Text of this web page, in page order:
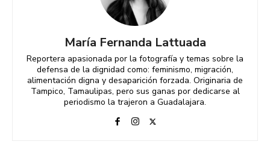
María Fernanda Lattuada
Reportera apasionada por la fotografía y temas sobre la
defensa de la dignidad como: feminismo, migración,
alimentación digna y desaparición forzada. Originaria de
Tampico, Tamaulipas, pero sus ganas por dedicarse al
periodismo la trajeron a Guadalajara.